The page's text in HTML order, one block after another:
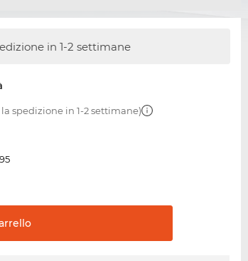
in 1-2 settimane
spedizione in 1-2 settimane)